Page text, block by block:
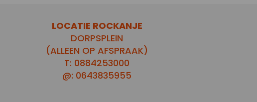
LOCATIE ROCKANJE
DORPSPLEIN
(ALLEEN OP AFSPRAAK)
T: 0884253000
@: 0643835955